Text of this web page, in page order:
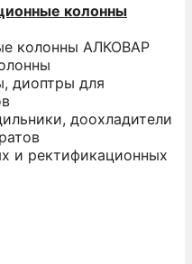
колонны
колонны АЛКОВАР
диоптры для
доохладители
и ректификационных